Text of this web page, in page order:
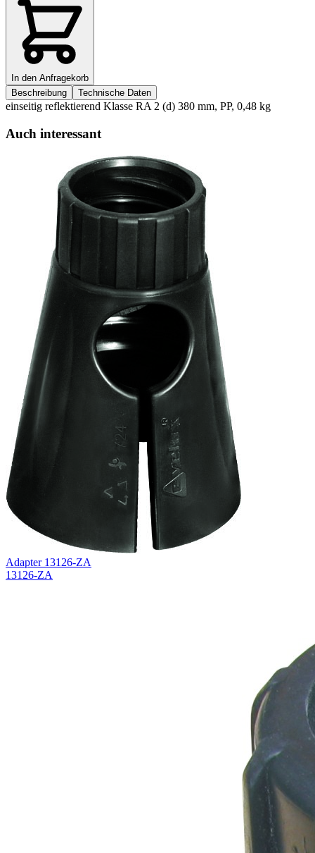
In den Anfragekorb
Beschreibung
Technische Daten
einseitig reflektierend Klasse RA 2 (d) 380 mm, PP, 0,48 kg
Auch interessant
Adapter 13126-ZA
13126-ZA